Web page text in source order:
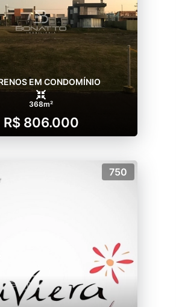
EM CONDOMÍNIO
368m²
R$ 806.000
750